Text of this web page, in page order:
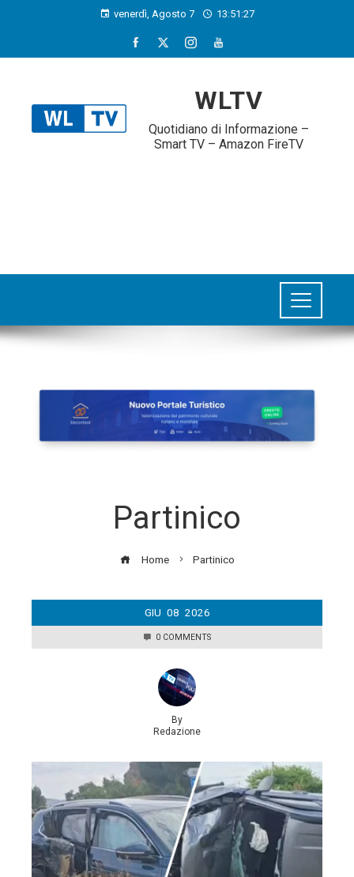
venerdì, Agosto 7 13:51:29
WLTV
Quotidiano di Informazione –
Smart TV – Amazon FireTV
Partinico
Home Partinico
GIU 08 2026
0 COMMENTS
By
Redazione